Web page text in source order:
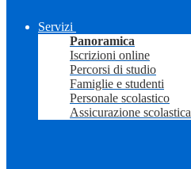
Servizi
Panoramica
Iscrizioni online
Percorsi di studio
Famiglie e studenti
Personale scolastico
Assicurazione scolastica